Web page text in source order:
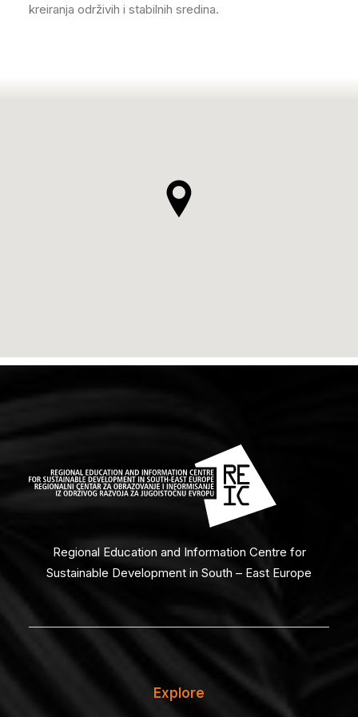
kreiranja održivih i stabilnih sredina.
Regional Education and Information Centre for
Sustainable Development in South – East Europe
Explore